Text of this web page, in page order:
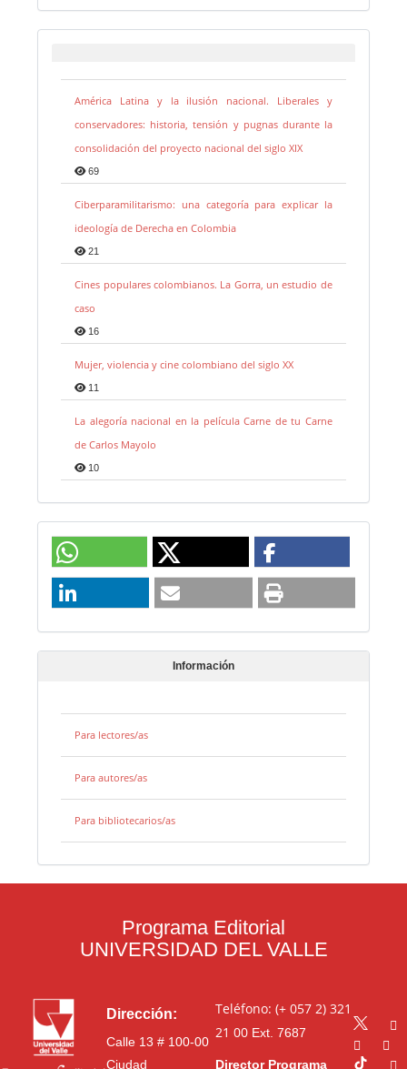
América Latina y la ilusión nacional. Liberales y
conservadores: historia, tensión y pugnas durante la
consolidación del proyecto nacional del siglo XIX
69
Ciberparamilitarismo: una categoría para explicar la
ideología de Derecha en Colombia
21
Cines populares colombianos. La Gorra, un estudio de
caso
16
Mujer, violencia y cine colombiano del siglo XX
11
La alegoría nacional en la película Carne de tu Carne
de Carlos Mayolo
10
Información
Para lectores/as
Para autores/as
Para bibliotecarios/as
Programa Editorial
UNIVERSIDAD DEL VALLE
Dirección:
Calle 13 # 100-00
Ciudad
Teléfono: (+ 057 2) 321
21 00Ext. 7687
Director Programa